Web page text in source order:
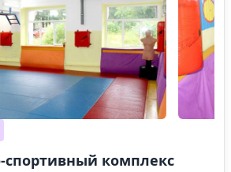
спортивный комплекс